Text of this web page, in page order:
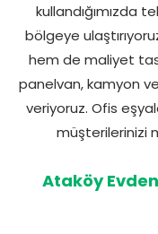
kullandığımızda
bölgeye
hem de maliyet
panelvan, kamyon
veriyoruz. Ofis
müşterilerinizi
Ataköy